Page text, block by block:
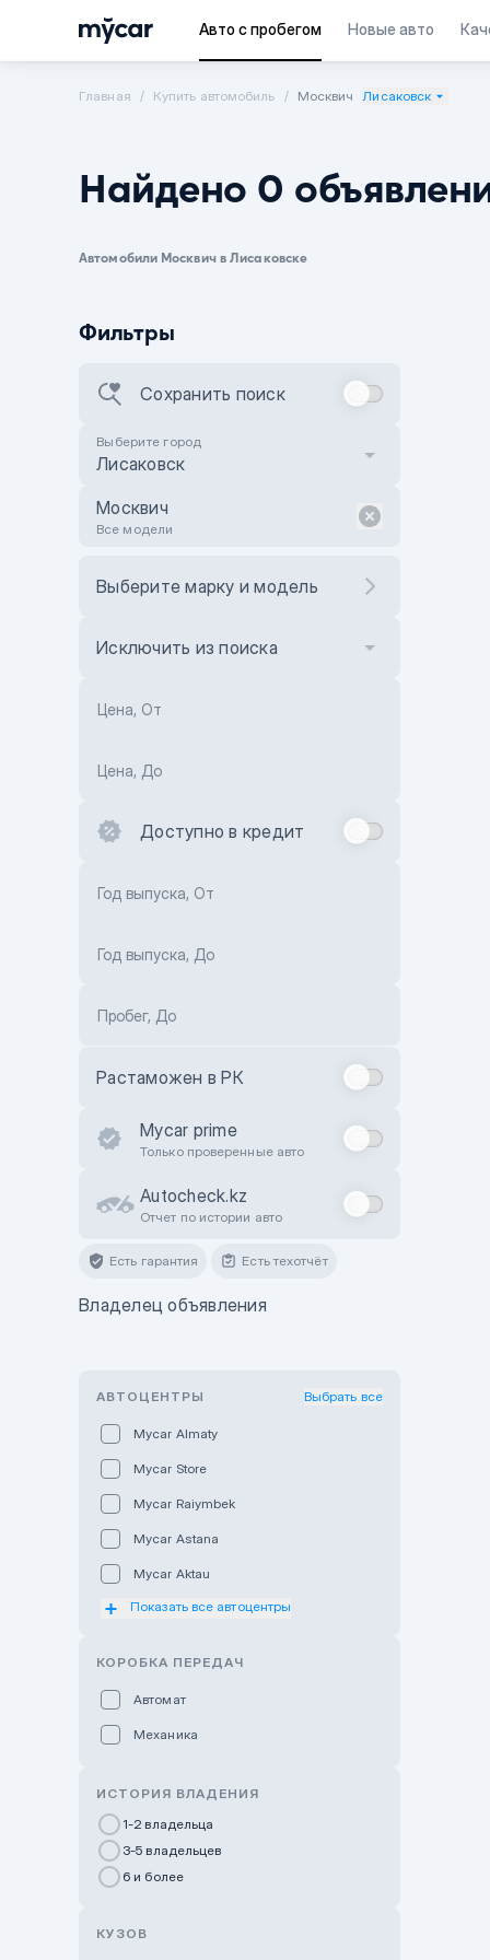
Авто с пробегом Новые авто
Главная Купить автомобиль Москвич Лисаковск
Найдено 0
Автомобили Москвич в Лисаковске
Фильтры
Сохранить поиск
Выберите город
Лисаковск
Москвич
Все модели
Выберите марку и модель
Исключить из поиска
Цена, От
Цена, До
Доступно в кредит
Год выпуска, От
Год выпуска, До
Пробег, До
Растаможен в РК
Mycar prime
Только проверенные авто
Autocheck.kz
Отчет по истории авто
Есть гарантия Есть техотчёт
Владелец объявления
АВТОЦЕНТРЫ Выбрать все
Mycar Almaty
Mycar Store
Mycar Raiymbek
Mycar Astana
Mycar Aktau
Mycar Uralsk
GWM Nurly Zhol
Chery Astana
Показать все автоцентры
КОРОБКА ПЕРЕДАЧ
Автомат
Механика
ИСТОРИЯ ВЛАДЕНИЯ
1-2 владельца
3-5 владельцев
6 и более
КУЗОВ